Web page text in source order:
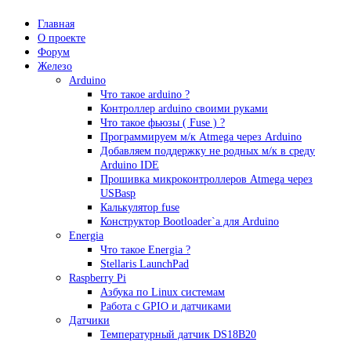
Главная
О проекте
Форум
Железо
Arduino
Что такое аrduino ?
Контроллер arduino своими руками
Что такое фьюзы ( Fuse ) ?
Программируем м/к Atmega через Arduino
Добавляем поддержку не родных м/к в среду
Arduino IDE
Прошивка микроконтроллеров Atmega через
USBasp
Калькулятор fuse
Конструктор Bootloader`а для Arduino
Energia
Что такое Energia ?
Stellaris LaunchPad
Raspberry Pi
Азбука по Linux системам
Работа с GPIO и датчиками
Датчики
Температурный датчик DS18B20